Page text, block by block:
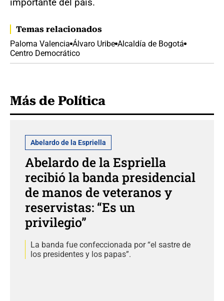
Temas relacionados
Paloma Valencia Álvaro Uribe Alcaldía de Bogotá
Centro Democrático
Más de Política
Abelardo de la Espriella
Abelardo de la Espriella
recibió la banda presidencial
de manos de veteranos y
reservistas: “Es un
privilegio”
La banda fue confeccionada por “el sastre de
los presidentes y los papas”.